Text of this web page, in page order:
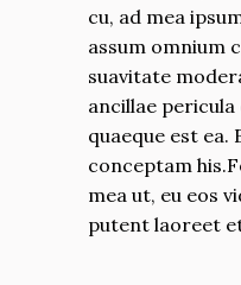
cu, ad mea
assum omnium
suavitate
ancillae
quaeque est ea.
conceptam
mea ut, eu eos
putent laoreet